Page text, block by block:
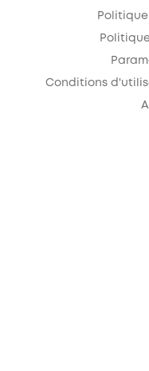
Conditions